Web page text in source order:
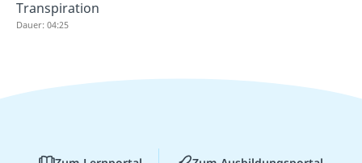
Transpiration
Dauer: 04:25